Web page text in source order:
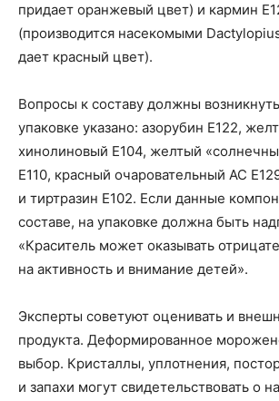
придает оранжевый цвет) и кармин
(производится насекомыми
дает красный цвет).
Вопросы к составу должны
упаковке указано: азорубин Е122,
хинолиновый Е104, желтый
Е110, красный очаровательный АС
и тиртразин Е102. Если данные
составе, на упаковке должна быть
«Краситель может оказывать
на активность и внимание детей».
Эксперты советуют оценивать и
продукта. Деформированное
выбор. Кристаллы, уплотнения,
и запахи могут свидетельствовать о